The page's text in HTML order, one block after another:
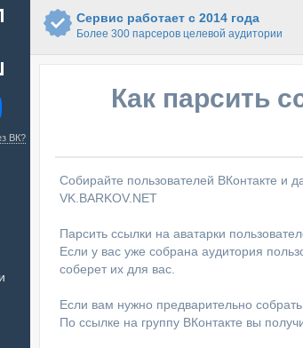
Сервис работает с 2014 года
Более 300 парсеров целевой аудитории
Как парсить
Собирайте пользователей ВКонтакте
VK.BARKOV.NET
Парсить ссылки на аватарки
Если у вас уже собрана аудитория
соберет их для вас.
Если вам нужно предварительно
По ссылке на группу ВКонтакте вы
ВК?